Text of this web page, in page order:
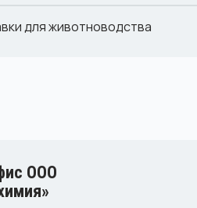
для животноводства
ООО